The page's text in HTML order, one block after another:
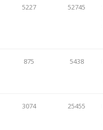
5227 52745
875 5438
3074 25455